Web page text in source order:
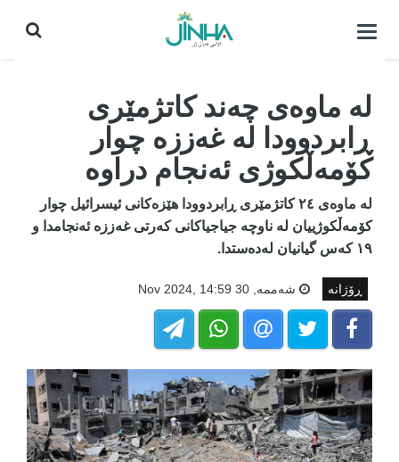
كردنه‌وه‌ی
لە ماوەی چەند کاتژمێری
ڕابردوودا لە غەززە چوار
کۆمەڵکوژی ئەنجام دراوە
لە ماوەی ٢٤ کاتژمێری ڕابردوودا هێزەکانی ئیسرائیل چوار
کۆمەڵکوژییان لە ناوچە جیاجیاکانی کەرتی غەززە ئەنجامدا و
١٩ کەس گیانیان لەدەستدا.
ڕۆژانە شه‌ممه‌, 30 Nov 2024, 14:59